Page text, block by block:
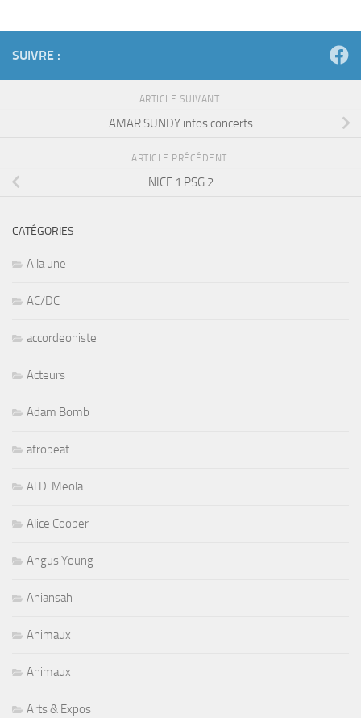
SUIVRE :
ARTICLE SUIVANT
AMAR SUNDY infos concerts
ARTICLE PRÉCÉDENT
NICE 1 PSG 2
CATÉGORIES
A la une
AC/DC
accordeoniste
Acteurs
Adam Bomb
afrobeat
Al Di Meola
Alice Cooper
Angus Young
Aniansah
Animaux
Animaux
Arts & Expos